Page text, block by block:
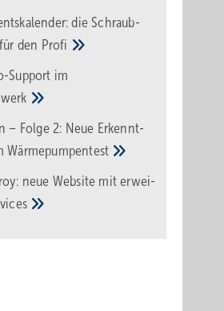
die Schraub­
den Pro­fi
Support im
– Folge 2: Neue Erkennt­
Wärme­pumpen­test
neue Web­site mit erwei­